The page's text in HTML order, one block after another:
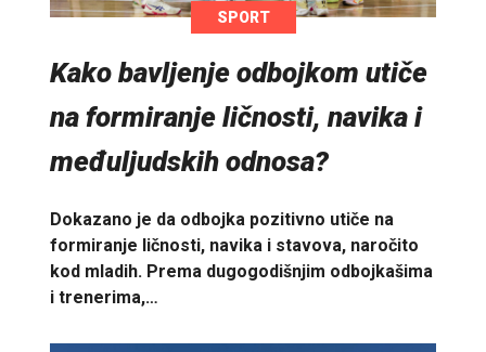
SPORT
Kako bavljenje odbojkom utiče
na formiranje ličnosti, navika i
međuljudskih odnosa?
Dokazano je da odbojka pozitivno utiče na
formiranje ličnosti, navika i stavova, naročito
kod mladih. Prema dugogodišnjim odbojkašima
i trenerima,…